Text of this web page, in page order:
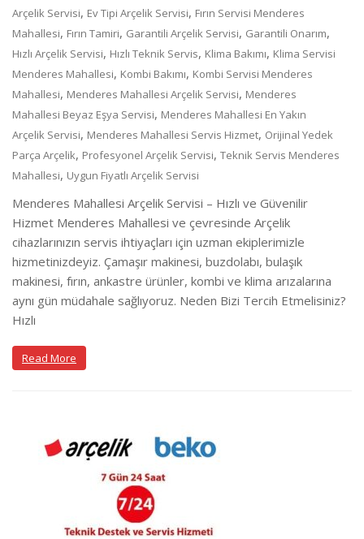
Arçelik Servisi, Ev Tipi Arçelik Servisi, Fırın Servisi Menderes
Mahallesi, Fırın Tamiri, Garantili Arçelik Servisi, Garantili Onarım,
Hızlı Arçelik Servisi, Hızlı Teknik Servis, Klima Bakımı, Klima Servisi
Menderes Mahallesi, Kombi Bakımı, Kombi Servisi Menderes
Mahallesi, Menderes Mahallesi Arçelik Servisi, Menderes
Mahallesi Beyaz Eşya Servisi, Menderes Mahallesi En Yakın
Arçelik Servisi, Menderes Mahallesi Servis Hizmet, Orijinal Yedek
Parça Arçelik, Profesyonel Arçelik Servisi, Teknik Servis Menderes
Mahallesi, Uygun Fiyatlı Arçelik Servisi
Menderes Mahallesi Arçelik Servisi – Hızlı ve Güvenilir
Hizmet Menderes Mahallesi ve çevresinde Arçelik
cihazlarınızın servis ihtiyaçları için uzman ekiplerimizle
hizmetinizdeyiz. Çamaşır makinesi, buzdolabı, bulaşık
makinesi, fırın, ankastre ürünler, kombi ve klima arızalarına
aynı gün müdahale sağlıyoruz. Neden Bizi Tercih Etmelisiniz?
Hızlı
Read More